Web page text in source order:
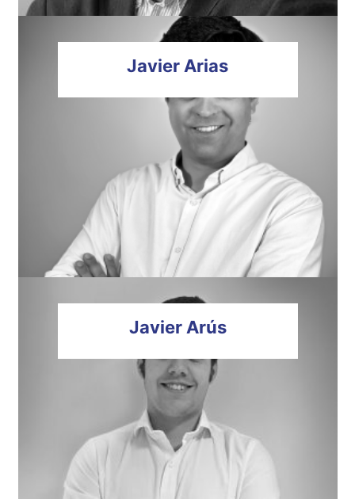
Javier Arias
JavierArús